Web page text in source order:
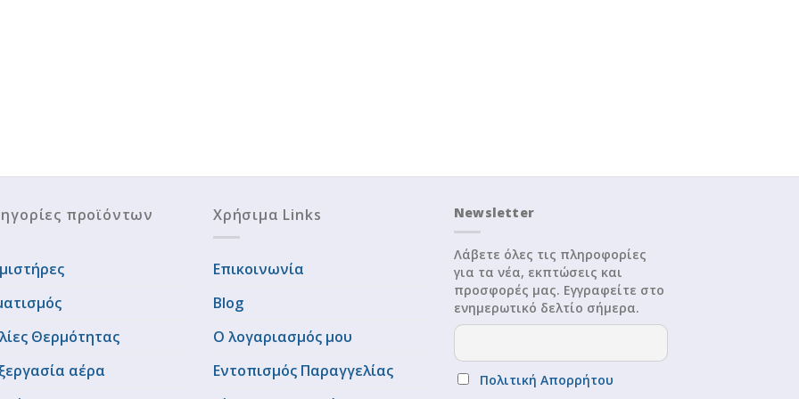
προϊόντων
Θερμότητας
αέρα
Χρήσιμα Links
Επικοινωνία
Blog
Ο λογαριασμός μου
Εντοπισμός Παραγγελίας
Newsletter
Λάβετε όλες τις πληροφορίες
για τα νέα, εκπτώσεις και
προσφορές μας. Εγγραφείτε στο
ενημερωτικό δελτίο σήμερα.
Πολιτική Απορρήτου